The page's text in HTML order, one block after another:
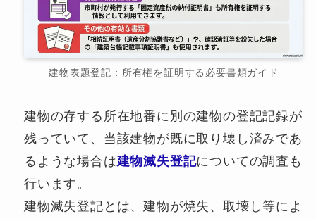
建物表題登記：所有権を証明する必要書類ガイド
建物の存する所在地番に別の建物の登記記録が
残っていて、当該建物が既に取り壊し済みであ
るような場合は建物滅失登記についての調査も
行います。
建物滅失登記とは、建物が焼失、取壊し等によ